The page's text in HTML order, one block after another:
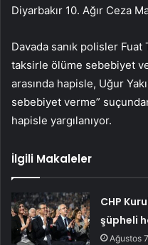
Diyarbakır 10. Ağır Ceza
Davada sanık polisler
taksirle ölüme sebebiyet
arasında hapisle, Uğur
sebebiyet verme”
hapisle yargılanıyor.
İlgili Makaleler
CHP
şüpheli
Ağustos